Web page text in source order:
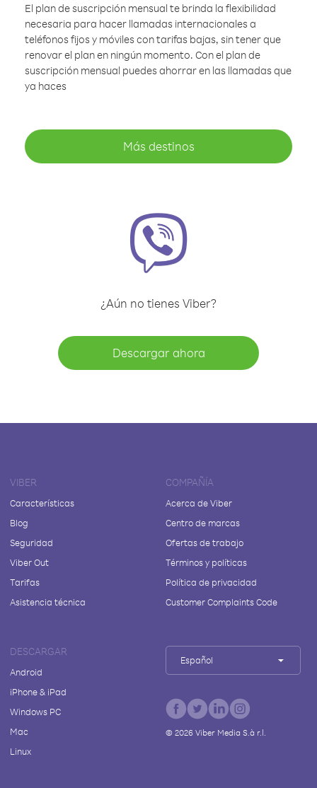
El plan de suscripción mensual te brinda la flexibilidad
necesaria para hacer llamadas internacionales a
teléfonos fijos y móviles con tarifas bajas, sin tener que
renovar el plan en ningún momento. Con el plan de
suscripción mensual puedes ahorrar en las llamadas que
ya haces
Más destinos
¿Aún no tienes Viber?
Descargar ahora
VIBER
Características
Blog
Seguridad
Viber Out
Tarifas
Asistencia técnica
COMPAÑÍA
Acerca de Viber
Centro de marcas
Ofertas de trabajo
Términos y políticas
Política de privacidad
Customer Complaints Code
DESCARGAR
Android
iPhone & iPad
Windows PC
Mac
Linux
Español
© 2026Viber Media S.à r.l.